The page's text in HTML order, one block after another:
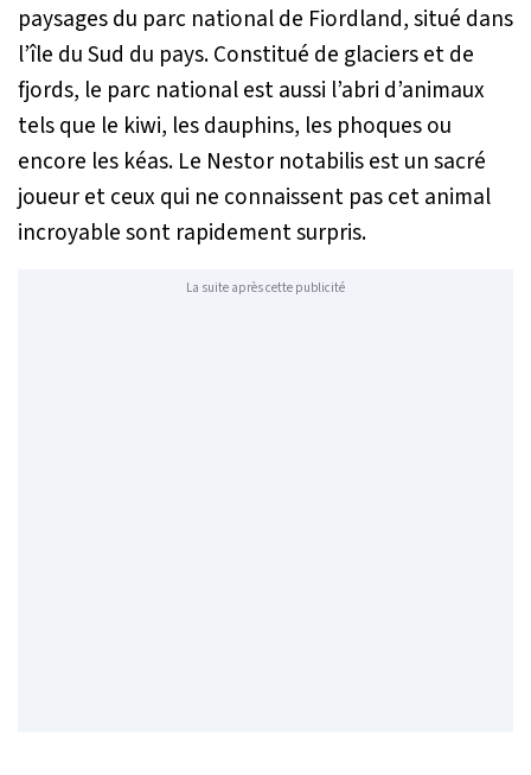
paysages du parc national de Fiordland, situé dans
l’île du Sud du pays. Constitué de glaciers et de
fjords, le parc national est aussi l’abri d’animaux
tels que le kiwi, les dauphins, les phoques ou
encore les kéas. Le Nestor notabilisest un sacré
joueur et ceux qui ne connaissent pas cet animal
incroyable sont rapidement surpris.
La suite après cette publicité